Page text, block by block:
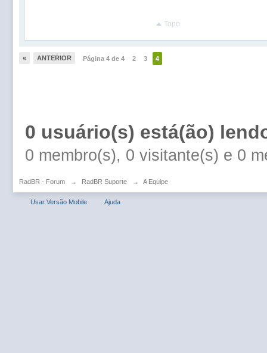
Topo
« ANTERIOR Página 4 de 4 2 3 4
0 usuário(s) está(ão)
0 membro(s), 0 visitante(s) e 0
RadBR - Forum → RadBR Suporte → A Equipe
Usar Versão Mobile Ajuda